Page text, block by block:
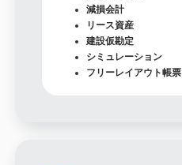
減損会計
リース資産
建設仮勘定
シミュレーション
フリーレイアウト帳票